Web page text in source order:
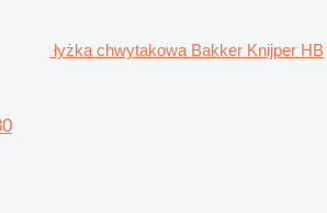
łyżka chwytakowa Bakker Knijper HB